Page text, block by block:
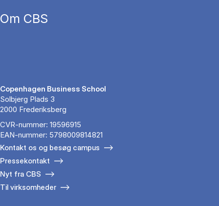
Om CBS
Copenhagen Business School
Solbjerg Plads 3
2000 Frederiksberg
CVR-nummer: 19596915
EAN-nummer: 5798009814821
Kontakt os og besøg campus
Pressekontakt
Nyt fra CBS
Til virksomheder